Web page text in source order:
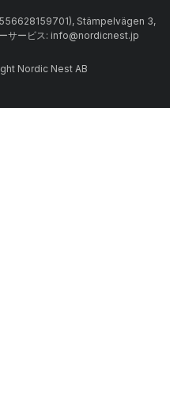
Stämpelvägen 3,
サービス: info@nordicnest.jp
Nordic Nest AB